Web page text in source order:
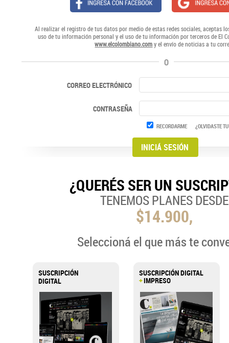
Al realizar el registro de tus datos por medio de estas redes sociales, aceptas
uso de tu información personal y el uso de tu información por terceros de El
www.elcolombiano.comy el envío de noticias a tu
O
CORREO ELECTRÓNICO
CONTRASEÑA
RECORDARME ¿OLVIDASTE TU
¿QUERÉS SER UN
TENEMOS PLANES DESDE
$14.900,
Seleccioná el que más te
SUSCRIPCIÓN
DIGITAL
SUSCRIPCIÓN DIGITAL
+IMPRESO